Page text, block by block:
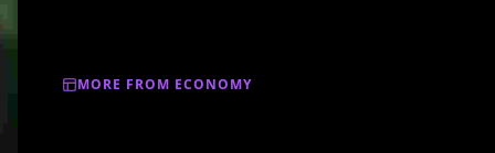
MORE FROM ECONOMY